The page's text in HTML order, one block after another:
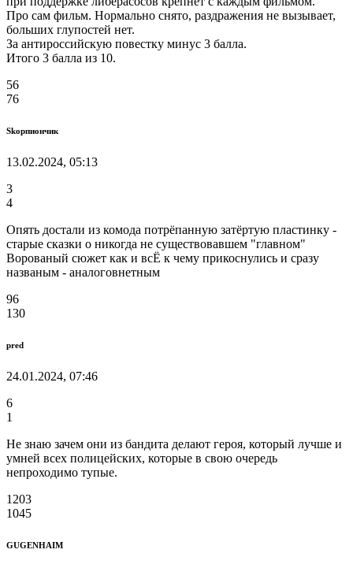
Про сам фильм. Нормально снято, раздражения не вызывает,
больших глупостей нет.
За антироссийскую повестку минус 3 балла.
Итого 3 балла из 10.
56
76
Skорпиончик
13.02.2024, 05:13
3
4
Опять достали из комода потрёпанную затёртую пластинку -
старые сказки о никогда не существовавшем "главном"
Ворованый сюжет как и всЁ к чему прикоснулись и сразу
названым - аналоговнетным
96
130
pred
24.01.2024, 07:46
6
1
Не знаю зачем они из бандита делают героя, который лучше и
умней всех полицейских, которые в свою очередь
непроходимо тупые.
1203
1045
GUGENHAIM